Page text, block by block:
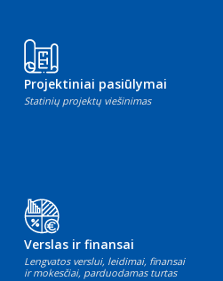
Projektiniai pasiūlymai
Statinių projektų viešinimas
Verslas ir finansai
Lengvatos verslui, leidimai, finansai
ir mokesčiai, parduodamas turtas